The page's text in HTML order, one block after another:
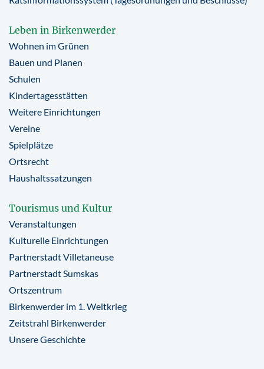
Leben in Birkenwerder
Wohnen im Grünen
Bauen und Planen
Schulen
Kindertagesstätten
Weitere Einrichtungen
Vereine
Spielplätze
Ortsrecht
Haushaltssatzungen
Tourismus und Kultur
Veranstaltungen
Kulturelle Einrichtungen
Partnerstadt Villetaneuse
Partnerstadt Sumskas
Ortszentrum
Birkenwerder im 1. Weltkrieg
Zeitstrahl Birkenwerder
Unsere Geschichte